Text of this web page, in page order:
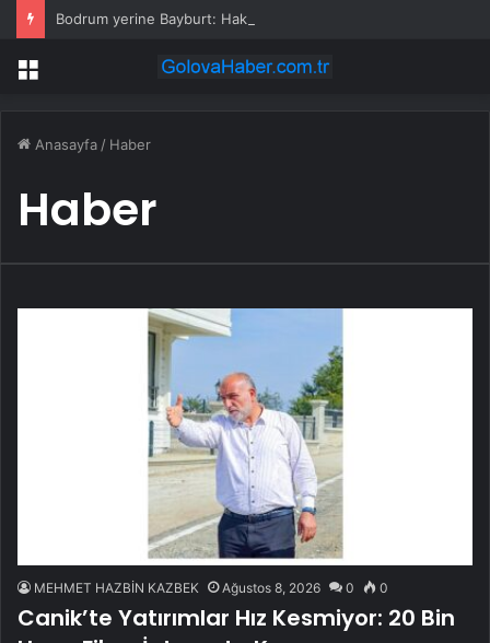
Bodrum yerine Bayburt: Hakan Çalhanoğlu’ndan köy tatili!
Menü
Anasayfa / Haber
Haber
MEHMET HAZBİN KAZBEK Ağustos 8, 2026 0 0
Canik’te Yatırımlar Hız Kesmiyor: 20 Bin